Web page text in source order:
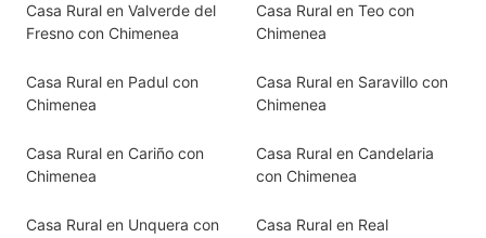
Casa Rural en Valverde del
Fresno con Chimenea
Casa Rural en Teo con
Chimenea
Casa Rural en Padul con
Chimenea
Casa Rural en Saravillo con
Chimenea
Casa Rural en Cariño con
Chimenea
Casa Rural en Candelaria
con Chimenea
Casa Rural en Unquera con
Casa Rural en Real